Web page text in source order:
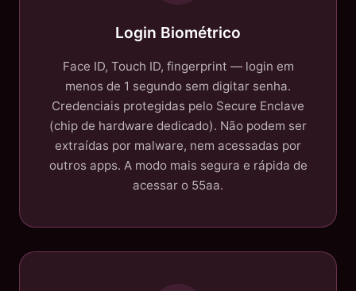
Login Biométrico
Face ID, Touch ID, fingerprint — login em
menos de 1 segundo sem digitar senha.
Credenciais protegidas pelo Secure Enclave
(chip de hardware dedicado). Não podem ser
extraídas por malware, nem acessadas por
outros apps. A modo mais segura e rápida de
acessar o 55aa.